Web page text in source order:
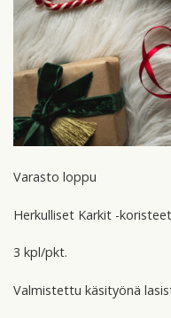
Varasto loppu
Herkulliset Karkit -
3 kpl/pkt.
Valmistettu käsityönä